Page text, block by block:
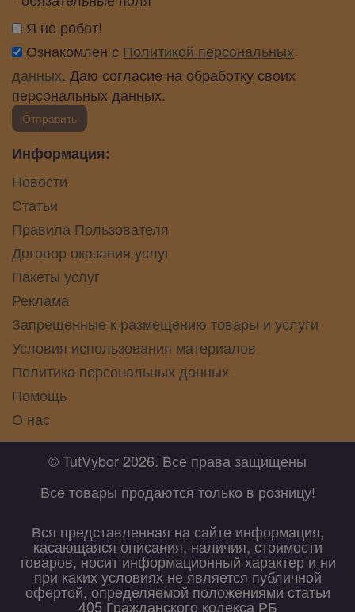
Я не робот!
Ознакомлен с Политикой персональных
данных. Даю согласие на обработку своих
персональных данных.
Отправить
Информация:
Новости
Статьи
Правила Пользователя
Договор оказания услуг
Пакеты услуг
Реклама
Запрещенные к размещению товары и услуги
Условия использования материалов
Политика персональных данных
Помощь
О нас
© TutVybor 2026. Все права защищены
Все товары продаются только в розницу!
Вся представленная на сайте информация,
касающаяся описания, наличия, стоимости
товаров, носит информационный характер и ни
при каких условиях не является публичной
офертой, определяемой положениями статьи
405 Гражданского кодекса РБ